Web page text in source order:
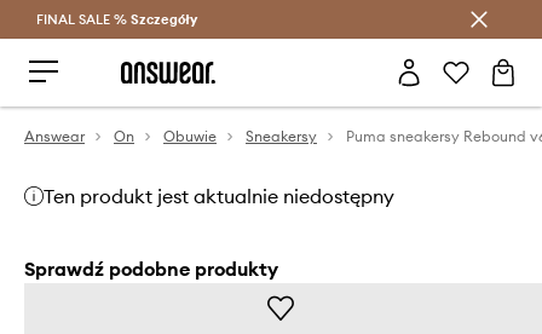
Oszczędzaj z Answear Club >
FINAL SALE % Szczegóły
Answear On Obuwie Sneakersy Puma sneakersy Rebound
Ten produkt jest aktualnie niedostępny
Sprawdź podobne produkty